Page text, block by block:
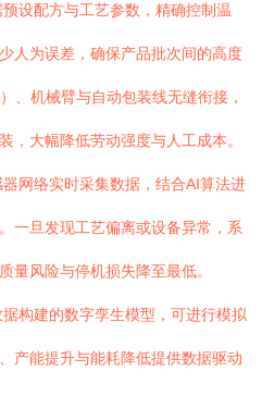
设配方与工艺参数，精确控制温
人为误差，确保产品批次间的高度
、机械臂与自动包装线无缝衔接，
，大幅降低劳动强度与人工成本。
网络实时采集数据，结合AI算法进
一旦发现工艺偏离或设备异常，系
量风险与停机损失降至最低。
构建的数字孪生模型，可进行模拟
产能提升与能耗降低提供数据驱动